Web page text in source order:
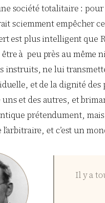
société totalitaire :
sciemment empêcher
est plus intelligent que
à peu près au même
instruits, ne lui
et de la dignité des
uns et des autres, et
prétendument, mais
l’arbitraire, et c’est un
Il y a